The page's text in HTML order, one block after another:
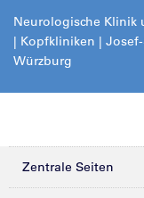
Neurologische Klinik
| Kopfkliniken | Josef-
Würzburg
Zentrale Seiten